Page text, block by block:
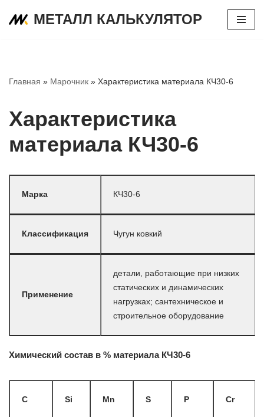
МЕТАЛЛ КАЛЬКУЛЯТОР
Главная » Марочник » Характеристика материала КЧ30-6
Характеристика
материала КЧ30-6
Марка КЧ30-6
Классификация Чугун ковкий
Применение
детали, работающие при низких
статических и динамических
нагрузках; сантехническое и
строительное оборудование
Химический состав в % материала КЧ30-6
C Si Mn S P Cr